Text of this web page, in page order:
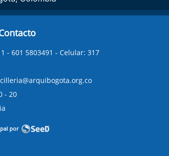
- 601 5803491 - Celular: 317
- 20
por